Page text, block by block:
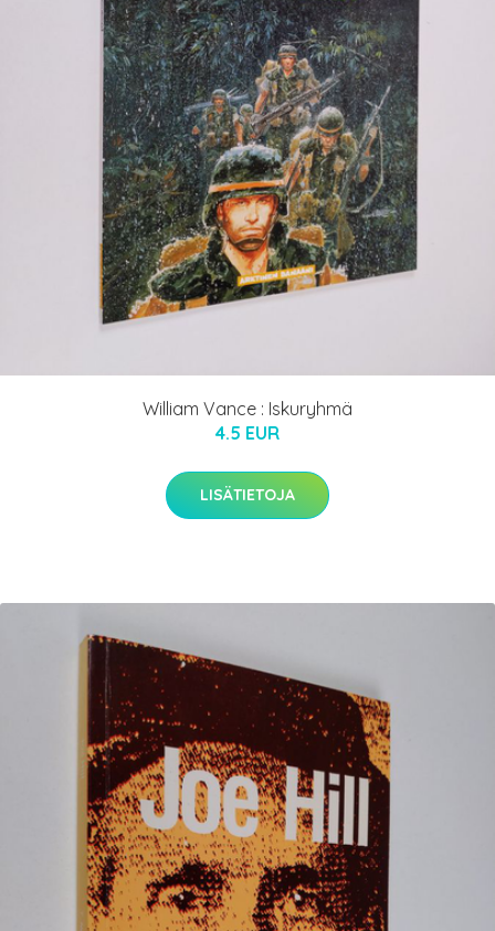
William Vance : Iskuryhmä
4.5 EUR
LISÄTIETOJA